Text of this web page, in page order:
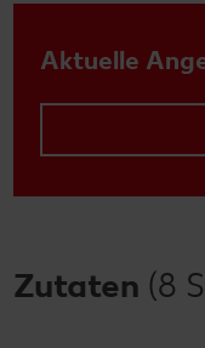
Aktuelle
Zutaten (8